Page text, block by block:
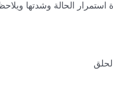
الحالة وشدتها